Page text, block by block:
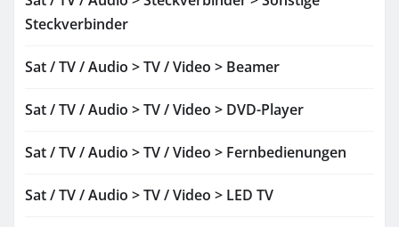
Steckverbinder
Sat / TV / Audio > TV / Video > Beamer
Sat / TV / Audio > TV / Video > DVD-Player
Sat / TV / Audio > TV / Video > Fernbedienungen
Sat / TV / Audio > TV / Video > LED TV